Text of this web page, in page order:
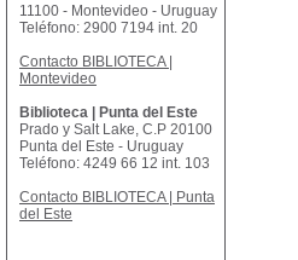
11100 - Montevideo - Uruguay
Teléfono: 2900 7194 int. 20
Contacto BIBLIOTECA |
Montevideo
Biblioteca | Punta del Este
Prado y Salt Lake, C.P 20100
Punta del Este - Uruguay
Teléfono: 4249 66 12 int. 103
Contacto BIBLIOTECA | Punta
del Este